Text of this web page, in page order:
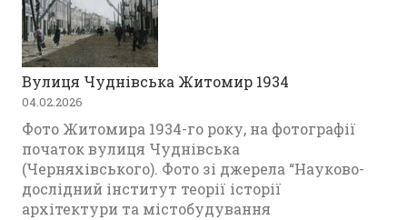
Вулиця Чуднівська Житомир 1934
04.02.2026
Фото Житомира 1934-го року, на фотографії
початок вулиця Чуднівська
(Черняхівського). Фото зі джерела “Науково-
дослідний інститут теорії історії
архітектури та містобудування